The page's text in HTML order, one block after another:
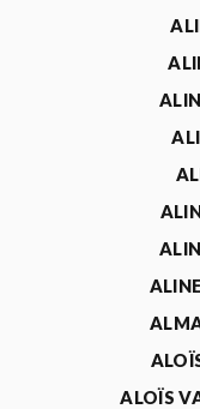
ALOÏS